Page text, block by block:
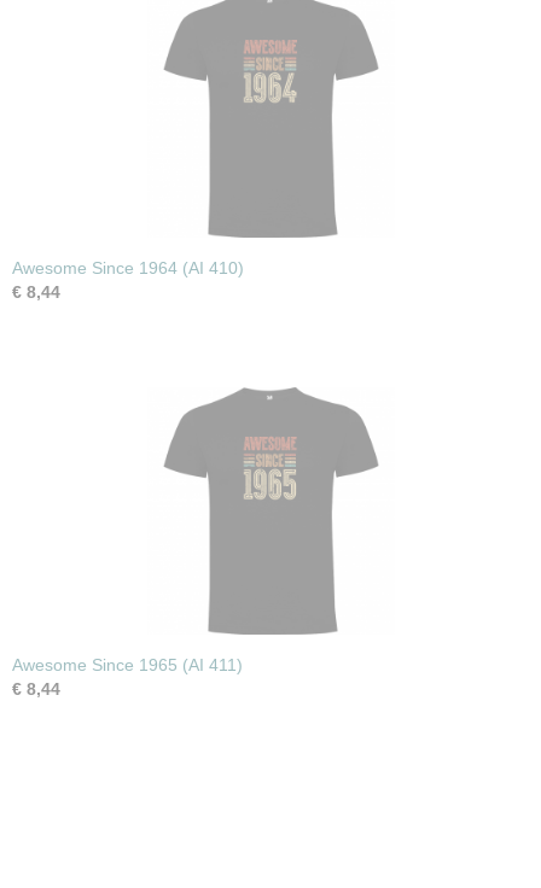
Awesome Since 1964 (AI 410)
€ 8,44
Awesome Since 1965 (AI 411)
€ 8,44